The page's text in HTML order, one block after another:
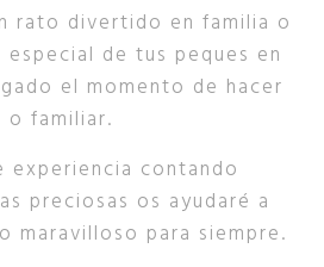
rato divertido en familia o
de tus peques en
el momento de hacer
o familiar.
experiencia contando
preciosas os ayudaré a
maravilloso para siempre.